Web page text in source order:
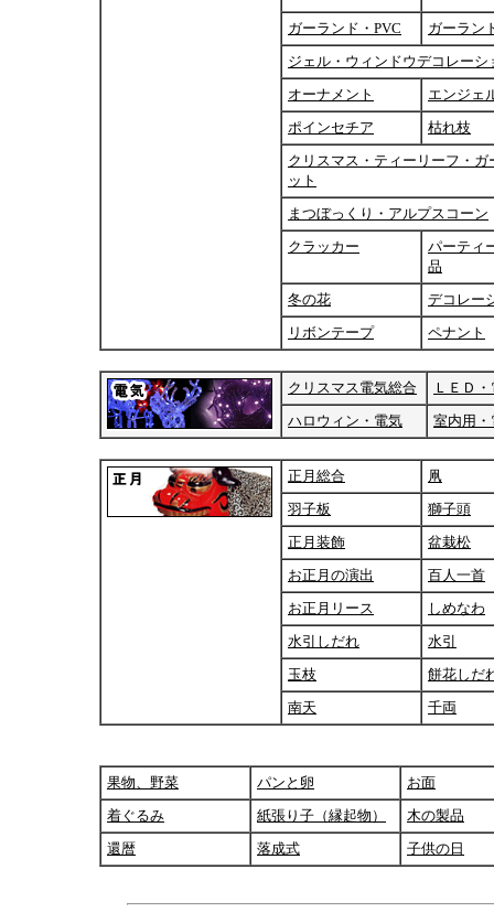
ガーランド・PVC
ガーラン
ジェル・ウィンドウデコレーシ
オーナメント
エンジェ
ポインセチア
枯れ枝
クリスマス・ティーリーフ・ガ
ット
まつぼっくり・アルプスコーン
クラッカー
パーティ
品
冬の花
デコレー
リボンテープ
ペナント
クリスマス電気総合
ＬＥＤ
ハロウィン・電気
室内用・
正月総合
凧
羽子板
獅子頭
正月装飾
盆栽松
お正月の演出
百人一首
お正月リース
しめなわ
水引しだれ
水引
玉枝
餅花しだ
南天
千両
果物、野菜 パンと卵
お面
着ぐるみ
紙張り子（縁起物）
木の製品
還暦
落成式 子供の日